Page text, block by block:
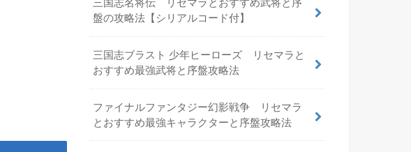
三国志名将伝 リセマラとおすすめ武将と序
盤の攻略法【シリアルコード付】
三国志ブラスト 少年ヒーローズ リセマラと
おすすめ最強武将と序盤攻略法
ファイナルファンタジー幻影戦争 リセマラ
とおすすめ最強キャラクターと序盤攻略法